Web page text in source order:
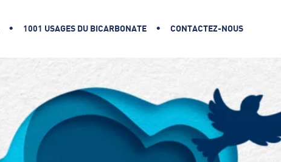
1001 USAGES DU BICARBONATE CONTACTEZ-NOUS